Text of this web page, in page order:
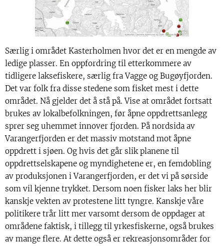
Særlig i området Kasterholmen hvor det er en mengde av
ledige plasser. En oppfordring til etterkommere av
tidligere laksefiskere, særlig fra Vagge og Bugøyfjorden.
Det var folk fra disse stedene som fisket mest i dette
området. Nå gjelder det å stå på. Vise at området fortsatt
brukes av lokalbefolkningen, før åpne oppdrettsanlegg
sprer seg uhemmet innover fjorden. På nordsida av
Varangerfjorden er det massiv motstand mot åpne
oppdrett i sjøen. Og hvis det går slik planene til
oppdrettselskapene og myndighetene er, en femdobling
av produksjonen i Varangerfjorden, er det vi på sørside
som vil kjenne trykket. Dersom noen fisker laks her blir
kanskje vekten av protestene litt tyngre. Kanskje våre
politikere trår litt mer varsomt dersom de oppdager at
områdene faktisk, i tillegg til yrkesfiskerne, også brukes
av mange flere. At dette også er rekreasjonsområder for